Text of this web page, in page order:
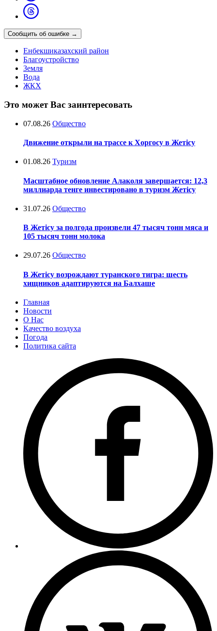
Сообщить об ошибке →
Енбекшиказахский район
Благоустройство
Земля
Вода
ЖКХ
Это может Вас заинтересовать
07.08.26 Общество
Движение открыли на трассе к Хоргосу в Жетісу
01.08.26 Туризм
Масштабное обновление Алаколя завершается: 12,3
миллиарда тенге инвестировано в туризм Жетісу
31.07.26 Общество
В Жетісу за полгода произвели 47 тысяч тонн мяса и
105 тысяч тонн молока
29.07.26 Общество
В Жетісу возрождают туранского тигра: шесть
хищников адаптируются на Балхаше
Главная
Новости
О Нас
Качество воздуха
Погода
Политика сайта